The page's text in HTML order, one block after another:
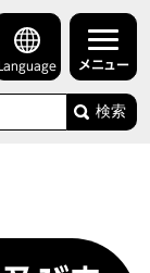
Language メニュー
検索